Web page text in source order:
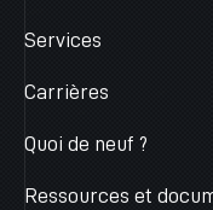
Services
Carrières
Quoi de neuf ?
Ressources et